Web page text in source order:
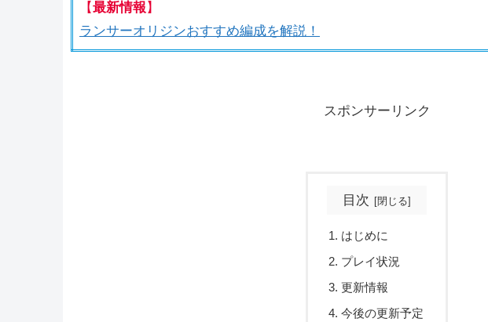
【最新情報 】
ランサーオリジンおすすめ編成を解説！
スポンサーリンク
目次
はじめに
プレイ状況
更新情報
今後の更新予定